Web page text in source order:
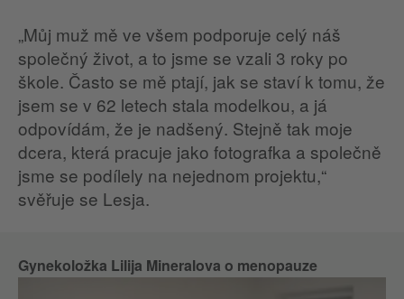
„Můj muž mě ve všem podporuje celý náš
společný život, a to jsme se vzali 3 roky po
škole. Často se mě ptají, jak se staví k tomu, že
jsem se v 62 letech stala modelkou, a já
odpovídám, že je nadšený. Stejně tak moje
dcera, která pracuje jako fotografka a společně
jsme se podílely na nejednom projektu,“
svěřuje se Lesja.
Gynekoložka Lilija Mineralova o menopauze